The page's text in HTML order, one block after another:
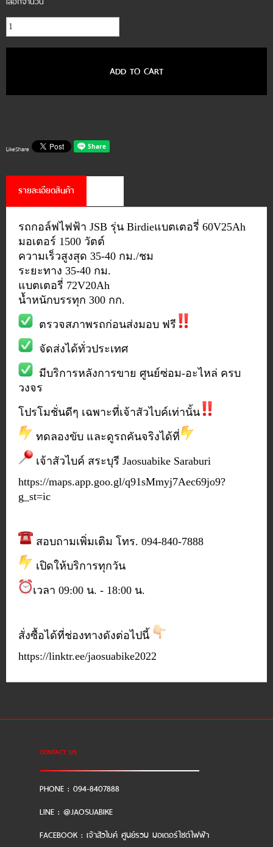
ADD TO CART
LikeShare
รายละเอียดสินค้า
รถกอล์ฟไฟฟ้า JSB รุ่น Birdieแบตเตอรี่ 60V25Ah
มอเตอร์ 1500 วัตต์
ความเร็วสูงสุด 35-40 กม./ชม
ระยะทาง 35-40 กม.
แบตเตอรี่ 72V20Ah
น้ำหนักบรรทุก 300 กก.
ตรวจสภาพรถก่อนส่งมอบ ฟรี
จัดส่งได้ทั่วประเทศ
มีบริการหลังการขาย ศูนย์ซ่อม-อะไหล่ ครบ
วงจร
โปรโมชั่นดีๆ เฉพาะที่เจ้าสัวไบค์เท่านั้น
ทดลองขับ และดูรถคันจริงได้ที่
เจ้าสัวไบค์ สระบุรี Jaosuabike Saraburi
https://maps.app.goo.gl/q91sMmyj7Aec69jo9?
g_st=ic
สอบถามเพิ่มเติม โทร. 094-840-7888
เปิดให้บริการทุกวัน
เวลา 09:00 น. - 18:00 น.
สั่งซื้อได้ที่ช่องทางดังต่อไปนี้
https://linktr.ee/jaosuabike2022
CONTACT US
PHONE : 094-8407888
LINE : @JAOSUABIKE
FACEBOOK : เจ้าสัวไบค์ ศูนย์รวม มอเตอร์ไซต์ไฟฟ้า